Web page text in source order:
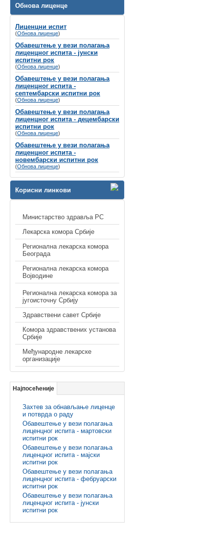
Обнова лиценце
Лиценцни испит
(Обнова лиценце)
Обавештење у вези полагања
лиценцног испита - јунски
испитни рок
(Обнова лиценце)
Обавештење у вези полагања
лиценцног испита -
септембарски испитни рок
(Обнова лиценце)
Обавештење у вези полагања
лиценцног испита - децембарски
испитни рок
(Обнова лиценце)
Обавештење у вези полагања
лиценцног испита -
новембарски испитни рок
(Обнова лиценце)
Корисни линкови
Министарство здравља РС
Лекарска комора Србије
Регионална лекарска комора
Београда
Регионална лекарска комора
Војводине
Регионална лекарска комора за
југоисточну Србију
Здравствени савет Србије
Комора здравствених установа
Србије
Међународне лекарске
организације
Најпосећеније
Захтев за обнављање лиценце
и потврда о раду
Обавештење у вези полагања
лиценцног испита - мартовски
испитни рок
Обавештење у вези полагања
лиценцног испита - мајски
испитни рок
Обавештење у вези полагања
лиценцног испита - фебруарски
испитни рок
Обавештење у вези полагања
лиценцног испита - јунски
испитни рок